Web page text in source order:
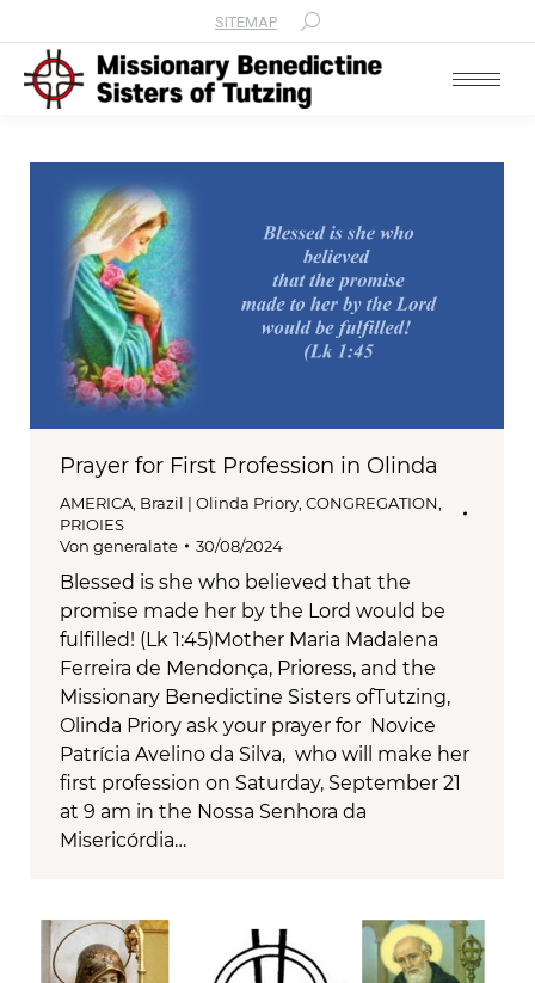
SITEMAP Search:
Prayer for First Profession in Olinda
AMERICA, Brazil | Olinda Priory, CONGREGATION,
PRIOIES
Von generalate 30/08/2024
Blessed is she who believed that the
promise made her by the Lord would be
fulfilled! (Lk 1:45)Mother Maria Madalena
Ferreira de Mendonça, Prioress, and the
Missionary Benedictine Sisters ofTutzing,
Olinda Priory ask your prayer for Novice
Patrícia Avelino da Silva, who will make her
first profession on Saturday, September 21
at 9 am in the Nossa Senhora da
Misericórdia…